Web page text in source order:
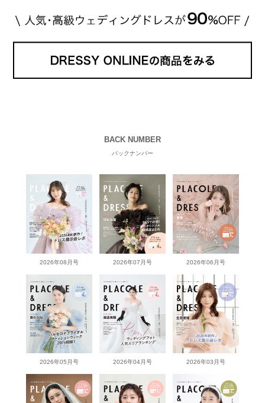
BACK NUMBER
バックナンバー
2026年08月号 2026年07月号 2026年06月号
2026年05月号 2026年04月号 2026年03月号